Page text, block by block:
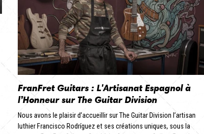
FranFret Guitars : L'Artisanat Espagnol à
l’Honneur sur The Guitar Division
Nous avons le plaisir d’accueillir sur The Guitar Division l’artisan
luthier Francisco Rodríguez et ses créations uniques, sous la